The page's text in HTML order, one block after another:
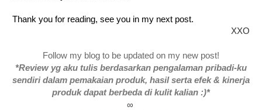
Thank you for reading, see you in my next post.
XXO
Follow my blog to be updated on my new post!
*Review yg aku tulis berdasarkan pengalaman pribadi-ku
sendiri dalam pemakaian produk, hasil serta efek & kinerja
produk dapat berbeda di kulit kalian :)*
∞